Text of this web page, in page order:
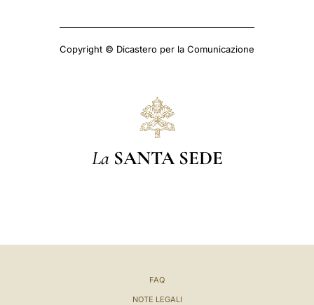
Copyright © Dicastero per la Comunicazione
La SANTA SEDE
FAQ
NOTE LEGALI